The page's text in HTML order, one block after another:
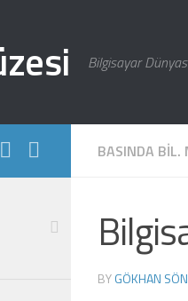
Bilgisayar
BASINDA BIL.
BYGÖKHAN